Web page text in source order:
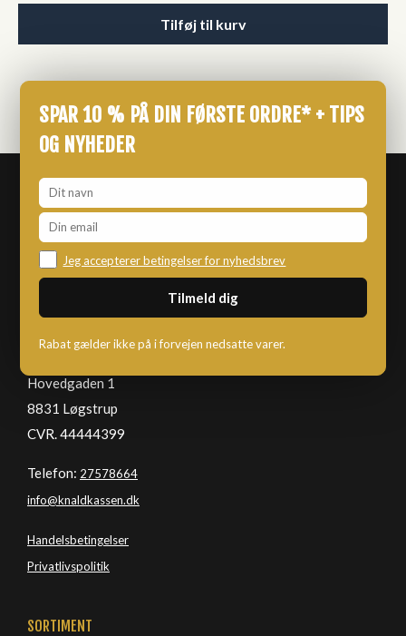
Tilføj til kurv
KNALDKASSEN
Hovedgaden 1
8831 Løgstrup
CVR. 44444399
Telefon: 27578664
info@knaldkassen.dk
Handelsbetingelser
Privatlivspolitik
SORTIMENT
SPAR 10 % PÅ DIN FØRSTE ORDRE* + TIPS
OG NYHEDER
Jeg accepterer betingelser for nyhedsbrev
Rabat gælder ikke på i forvejen nedsatte varer.